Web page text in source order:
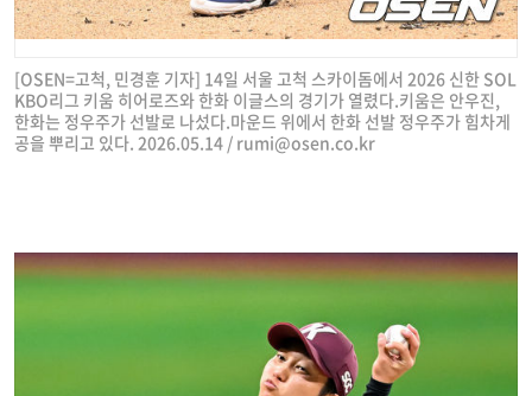
[OSEN=고척, 민경훈 기자] 14일 서울 고척 스카이돔에서 2026 신한 SOL
KBO리그 키움 히어로즈와 한화 이글스의 경기가 열렸다.키움은 안우진,
한화는 정우주가 선발로 나섰다.마운드 위에서 한화 선발 정우주가 힘차게
공을 뿌리고 있다. 2026.05.14 / rumi@osen.co.kr